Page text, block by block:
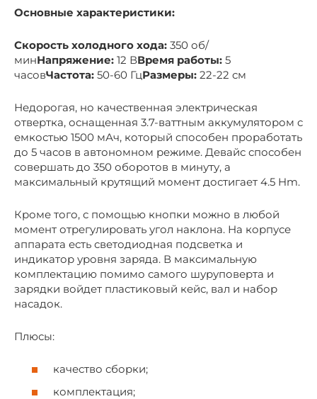
Основные характеристики:
Скорость холодного хода: 350 об/
минНапряжение: 12 ВВремя работы: 5
часовЧастота: 50-60 ГцРазмеры: 22-22 см
Недорогая, но качественная электрическая
отвертка, оснащенная 3.7-ваттным аккумулятором с
емкостью 1500 мАч, который способен проработать
до 5 часов в автономном режиме. Девайс способен
совершать до 350 оборотов в минуту, а
максимальный крутящий момент достигает 4.5 Hm.
Кроме того, с помощью кнопки можно в любой
момент отрегулировать угол наклона. На корпусе
аппарата есть светодиодная подсветка и
индикатор уровня заряда. В максимальную
комплектацию помимо самого шуруповерта и
зарядки войдет пластиковый кейс, вал и набор
насадок.
Плюсы:
качество сборки;
комплектация;